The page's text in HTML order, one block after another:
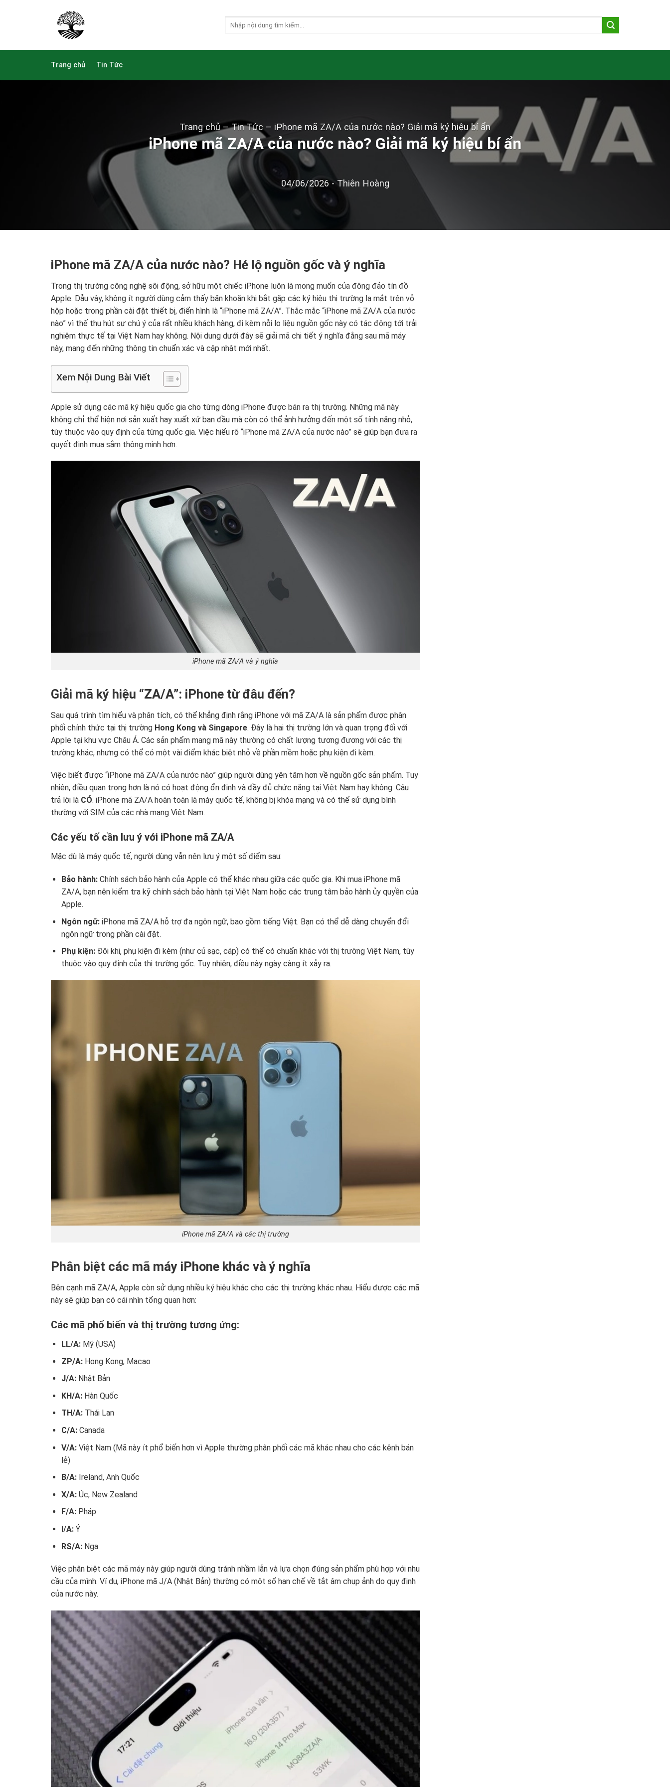
Trang chủ Tin Tức
Trang chủ–Tin Tức – iPhone mã ZA/A của nước nào? Giải mã ký hiệu bí ẩn
iPhone mã ZA/A của nước nào? Giải mã ký hiệu bí ẩn
04/06/2026 - Thiên Hoàng
iPhone mã ZA/A của nước nào? Hé lộ nguồn gốc và ý nghĩa
Trong thị trường công nghệ sôi động, sở hữu một chiếc iPhone luôn là mong muốn của đông đảo tín đồ
Apple. Dẫu vậy, không ít người dùng cảm thấy băn khoăn khi bắt gặp các ký hiệu thị trường lạ mắt trên vỏ
hộp hoặc trong phần cài đặt thiết bị, điển hình là “iPhone mã ZA/A”. Thắc mắc “iPhone mã ZA/A của nước
nào” vì thế thu hút sự chú ý của rất nhiều khách hàng, đi kèm nỗi lo liệu nguồn gốc này có tác động tới trải
nghiệm thực tế tại Việt Nam hay không. Nội dung dưới đây sẽ giải mã chi tiết ý nghĩa đằng sau mã máy
này, mang đến những thông tin chuẩn xác và cập nhật mới nhất.
Xem Nội Dung Bài Viết
Apple sử dụng các mã ký hiệu quốc gia cho từng dòng iPhone được bán ra thị trường. Những mã này
không chỉ thể hiện nơi sản xuất hay xuất xứ ban đầu mà còn có thể ảnh hưởng đến một số tính năng nhỏ,
tùy thuộc vào quy định của từng quốc gia. Việc hiểu rõ “iPhone mã ZA/A của nước nào” sẽ giúp bạn đưa ra
quyết định mua sắm thông minh hơn.
iPhone mã ZA/A và ý nghĩa
Giải mã ký hiệu “ZA/A”: iPhone từ đâu đến?
Sau quá trình tìm hiểu và phân tích, có thể khẳng định rằng iPhone với mã ZA/A là sản phẩm được phân
phối chính thức tại thị trường Hong Kong và Singapore. Đây là hai thị trường lớn và quan trọng đối với
Apple tại khu vực Châu Á. Các sản phẩm mang mã này thường có chất lượng tương đương với các thị
trường khác, nhưng có thể có một vài điểm khác biệt nhỏ về phần mềm hoặc phụ kiện đi kèm.
Việc biết được “iPhone mã ZA/A của nước nào” giúp người dùng yên tâm hơn về nguồn gốc sản phẩm. Tuy
nhiên, điều quan trọng hơn là nó có hoạt động ổn định và đầy đủ chức năng tại Việt Nam hay không. Câu
trả lời là CÓ. iPhone mã ZA/A hoàn toàn là máy quốc tế, không bị khóa mạng và có thể sử dụng bình
thường với SIM của các nhà mạng Việt Nam.
Các yếu tố cần lưu ý với iPhone mã ZA/A
Mặc dù là máy quốc tế, người dùng vẫn nên lưu ý một số điểm sau:
Bảo hành:Chính sách bảo hành của Apple có thể khác nhau giữa các quốc gia. Khi mua iPhone mã
ZA/A, bạn nên kiểm tra kỹ chính sách bảo hành tại Việt Nam hoặc các trung tâm bảo hành ủy quyền của
Apple.
Ngôn ngữ:iPhone mã ZA/A hỗ trợ đa ngôn ngữ, bao gồm tiếng Việt. Bạn có thể dễ dàng chuyển đổi
ngôn ngữ trong phần cài đặt.
Phụ kiện:Đôi khi, phụ kiện đi kèm (như củ sạc, cáp) có thể có chuẩn khác với thị trường Việt Nam, tùy
thuộc vào quy định của thị trường gốc. Tuy nhiên, điều này ngày càng ít xảy ra.
iPhone mã ZA/A và các thị trường
Phân biệt các mã máy iPhone khác và ý nghĩa
Bên cạnh mã ZA/A, Apple còn sử dụng nhiều ký hiệu khác cho các thị trường khác nhau. Hiểu được các mã
này sẽ giúp bạn có cái nhìn tổng quan hơn:
Các mã phổ biến và thị trường tương ứng:
LL/A:Mỹ (USA)
ZP/A:Hong Kong, Macao
J/A:Nhật Bản
KH/A:Hàn Quốc
TH/A:Thái Lan
C/A:Canada
V/A:Việt Nam (Mã này ít phổ biến hơn vì Apple thường phân phối các mã khác nhau cho các kênh bán
lẻ)
B/A:Ireland, Anh Quốc
X/A:Úc, New Zealand
F/A:Pháp
I/A:Ý
RS/A:Nga
Việc phân biệt các mã máy này giúp người dùng tránh nhầm lẫn và lựa chọn đúng sản phẩm phù hợp với nhu
cầu của mình. Ví dụ, iPhone mã J/A (Nhật Bản) thường có một số hạn chế về tắt âm chụp ảnh do quy định
của nước này.